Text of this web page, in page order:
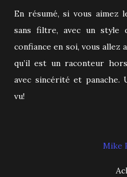
En résumé, si vous
sans filtre, avec un style
confiance en soi, vous allez
qu’il est un raconteur
avec sincérité et panache.
vu!
Mike